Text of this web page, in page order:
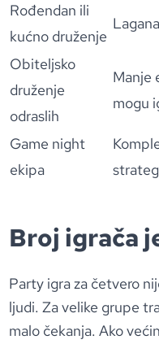
Rođendan ili
kućno druženje
Obiteljsko
druženje
odraslih
Manje
mogu
Game night
ekipa
Broj igrača
Party igra za četvero
ljudi. Za velike grupe
malo čekanja. Ako